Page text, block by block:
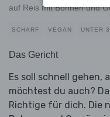
auf Reis mit Bohnen und
SCHARF VEGAN UNTER
Das Gericht
Es soll schnell gehen,
möchtest du auch?
Richtige für dich. Die